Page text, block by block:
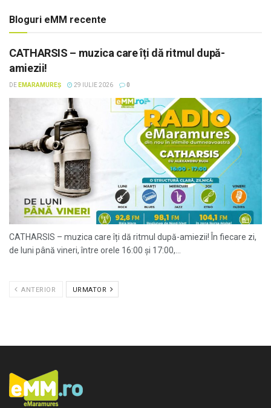
Bloguri eMM recente
CATHARSIS – muzica care îți dă ritmul după-
amiezii!
DE EMARAMUREȘ 29 IULIE 2026 0
CATHARSIS – muzica care îți dă ritmul după-amiezii! În fiecare zi,
de luni până vineri, între orele 16:00 și 17:00,...
ANTERIOR URMATOR